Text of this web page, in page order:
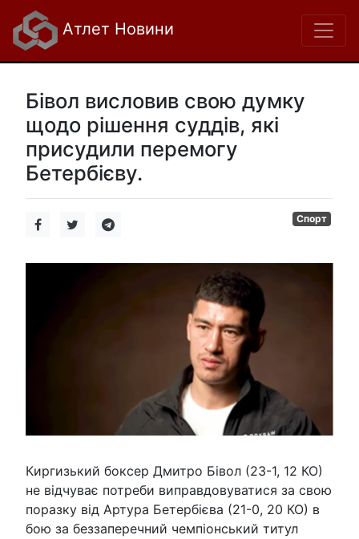
Атлет Новини
Бівол висловив свою думку
щодо рішення суддів, які
присудили перемогу
Бетербієву.
Спорт
Киргизький боксер Дмитро Бівол (23-1, 12 КО)
не відчуває потреби виправдовуватися за свою
поразку від Артура Бетербієва (21-0, 20 КО) в
бою за беззаперечний чемпіонський титул